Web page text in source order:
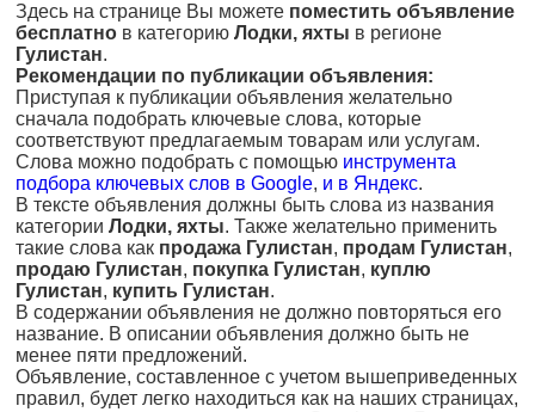
Здесь на странице Вы можете поместить объявление
бесплатно в категорию Лодки, яхты в регионе
Гулистан.
Рекомендации по публикации объявления:
Приступая к публикации объявления желательно
сначала подобрать ключевые слова, которые
соответствуют предлагаемым товарам или услугам.
Слова можно подобрать с помощью инструмента
подбора ключевых слов в Google, и в Яндекс.
В тексте объявления должны быть слова из названия
категории Лодки, яхты. Также желательно применить
такие слова как продажа Гулистан, продам Гулистан,
продаю Гулистан, покупка Гулистан, куплю
Гулистан, купить Гулистан.
В содержании объявления не должно повторяться его
название. В описании объявления должно быть не
менее пяти предложений.
Объявление, составленное с учетом вышеприведенных
правил, будет легко находиться как на наших страницах,